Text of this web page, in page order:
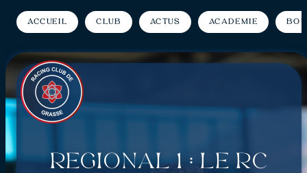
Accueil Club Actus Académie
Régional 1 : Le RC